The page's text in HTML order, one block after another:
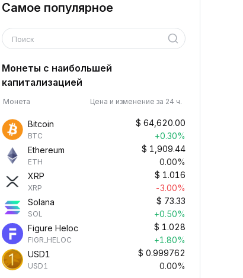
Самое популярное
Поиск
Монеты с наибольшей
капитализацией
Монета Цена и изменение за 24 ч.
Bitcoin
BTC
$ 64,620.00
+0.30%
Ethereum
ETH
$ 1,909.44
0.00%
XRP
XRP
$ 1.016
-3.00%
Solana
SOL
$ 73.33
+0.50%
Figure Heloc
FIGR_HELOC
$ 1.028
+1.80%
USD1
USD1
$ 0.999762
0.00%